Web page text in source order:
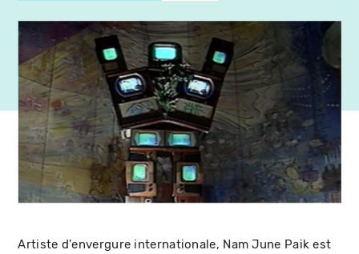
Artiste d'envergure internationale, Nam June Paik est